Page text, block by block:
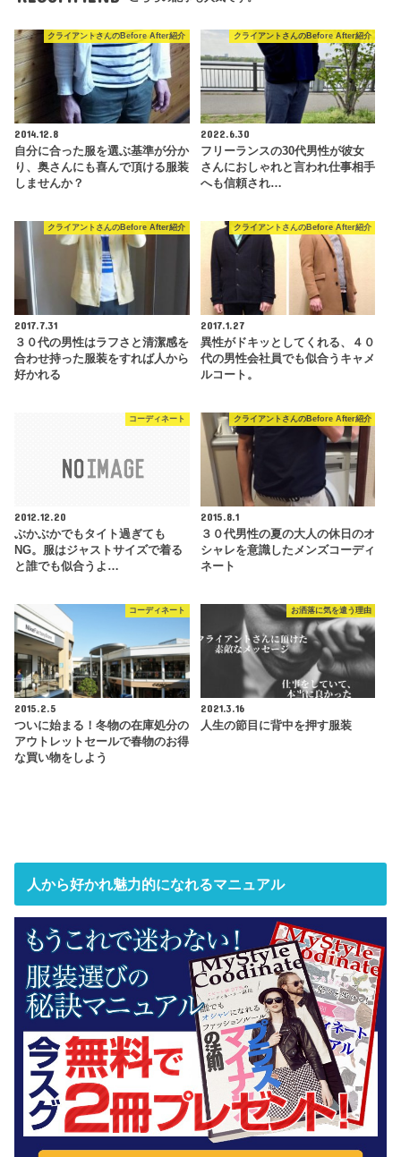
クライアントさんのBefore After紹介
2014.12.8
自分に合った服を選ぶ基準が分か
り、奥さんにも喜んで頂ける服装
しませんか？
クライアントさんのBefore After紹介
2022.6.30
フリーランスの30代男性が彼女
さんにおしゃれと言われ仕事相手
へも信頼され…
クライアントさんのBefore After紹介
2017.7.31
３０代の男性はラフさと清潔感を
合わせ持った服装をすれば人から
好かれる
クライアントさんのBefore After紹介
2017.1.27
異性がドキッとしてくれる、４０
代の男性会社員でも似合うキャメ
ルコート。
コーディネート
2012.12.20
ぶかぶかでもタイト過ぎても
NG。服はジャストサイズで着る
と誰でも似合うよ…
クライアントさんのBefore After紹介
2015.8.1
３０代男性の夏の大人の休日のオ
シャレを意識したメンズコーディ
ネート
コーディネート
2015.2.5
ついに始まる！冬物の在庫処分の
アウトレットセールで春物のお得
な買い物をしよう
お洒落に気を遣う理由
2021.3.16
人生の節目に背中を押す服装
人から好かれ魅力的になれるマニュアル